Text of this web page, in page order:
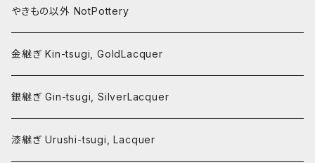
やきもの以外 NotPottery
金継ぎ Kin-tsugi, GoldLacquer
銀継ぎ Gin-tsugi, SilverLacquer
漆継ぎ Urushi-tsugi, Lacquer